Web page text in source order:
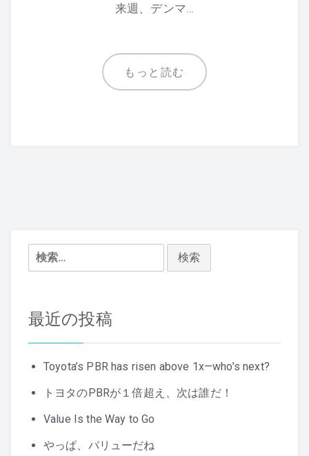
来週、デンマ…
もっと読む
検
索:
最近の投稿
Toyota’s PBR has risen above 1x—who’s next?
トヨタのPBRが１倍超え、次は誰だ！
Value Is the Way to Go
やっぱ、バリューだね